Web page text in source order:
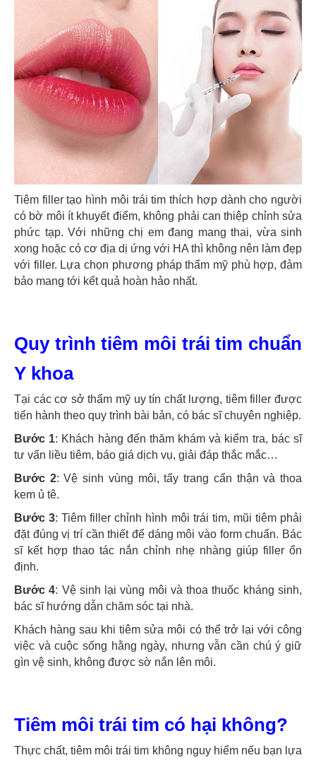
Tiêm filler tạo hình môi trái tim thích hợp dành cho người
có bờ môi ít khuyết điểm, không phải can thiệp chỉnh sửa
phức tạp. Với những chị em đang mang thai, vừa sinh
xong hoặc có cơ địa dị ứng với HA thì không nên làm đẹp
với filler. Lựa chọn phương pháp thẩm mỹ phù hợp, đảm
bảo mang tới kết quả hoàn hảo nhất.
Quy trình tiêm môi trái tim chuẩn
Y khoa
Tại các cơ sở thẩm mỹ uy tín chất lượng, tiêm filler được
tiến hành theo quy trình bài bản, có bác sĩ chuyên nghiệp.
Bước 1: Khách hàng đến thăm khám và kiểm tra, bác sĩ
tư vấn liều tiêm, báo giá dịch vụ, giải đáp thắc mắc…
Bước 2: Vệ sinh vùng môi, tẩy trang cẩn thận và thoa
kem ủ tê.
Bước 3: Tiêm filler chỉnh hình môi trái tim, mũi tiêm phải
đặt đúng vị trí cần thiết để dáng môi vào form chuẩn. Bác
sĩ kết hợp thao tác nắn chỉnh nhẹ nhàng giúp filler ổn
định.
Bước 4: Vệ sinh lại vùng môi và thoa thuốc kháng sinh,
bác sĩ hướng dẫn chăm sóc tại nhà.
Khách hàng sau khi tiêm sửa môi có thể trở lại với công
việc và cuộc sống hằng ngày, nhưng vẫn cần chú ý giữ
gìn vệ sinh, không được sờ nắn lên môi.
Tiêm môi trái tim có hại không?
Thực chất, tiêm môi trái tim không nguy hiểm nếu bạn lựa